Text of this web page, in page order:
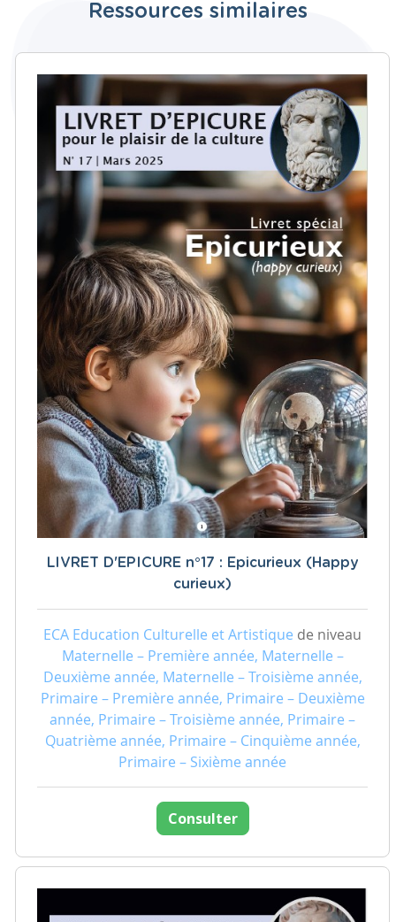
Ressources similaires
LIVRET D'EPICURE n°17 : Epicurieux (Happy
curieux)
ECA Education Culturelle et Artistique de niveau
Maternelle – Première année, Maternelle –
Deuxième année, Maternelle – Troisième année,
Primaire – Première année, Primaire – Deuxième
année, Primaire – Troisième année, Primaire –
Quatrième année, Primaire – Cinquième année,
Primaire – Sixième année
Consulter